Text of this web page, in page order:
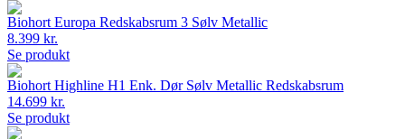
Biohort Europa Redskabsrum 3 Sølv Metallic
8.399 kr.
Se produkt
Biohort Highline H1 Enk. Dør Sølv Metallic Redskabsrum
14.699 kr.
Se produkt